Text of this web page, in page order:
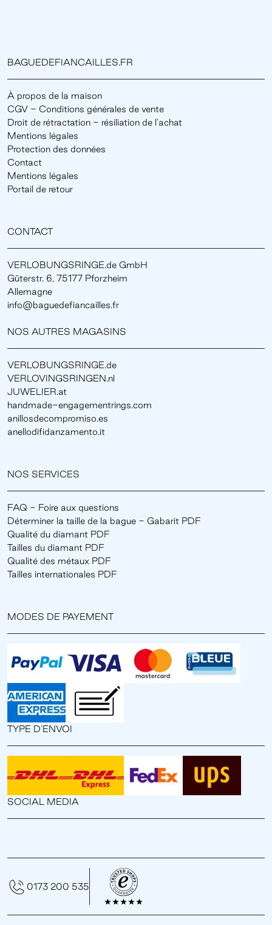
BAGUEDEFIANCAILLES.FR
À propos de la maison
CGV - Conditions générales de vente
Droit de rétractation - résiliation de l'achat
Mentions légales
Protection des données
Contact
Mentions légales
Portail de retour
CONTACT
VERLOBUNGSRINGE.de GmbH
Güterstr. 6, 75177 Pforzheim
Allemagne
info@baguedefiancailles.fr
NOS AUTRES MAGASINS
VERLOBUNGSRINGE.de
VERLOVINGSRINGEN.nl
JUWELIER.at
handmade-engagementrings.com
anillosdecompromiso.es
anellodifidanzamento.it
NOS SERVICES
FAQ - Foire aux questions
Déterminer la taille de la bague - Gabarit PDF
Qualité du diamant PDF
Tailles du diamant PDF
Qualité des métaux PDF
Tailles internationales PDF
MODES DE PAYEMENT
TYPE D'ENVOI
SOCIAL MEDIA
0173 200 535